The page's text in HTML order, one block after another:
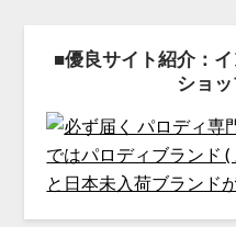
■優良サイト紹介：
ショ